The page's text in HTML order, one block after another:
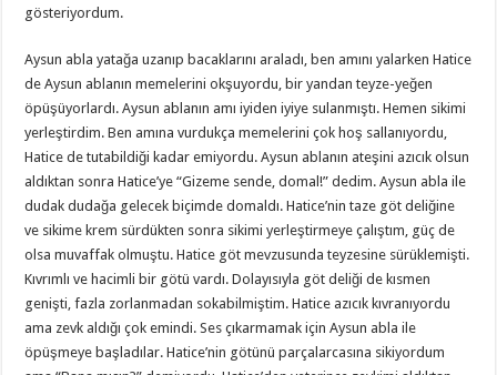
gösteriyordum.
Aysun abla yatağa uzanıp bacaklarını araladı, ben amını yalarken Hatice
de Aysun ablanın memelerini okşuyordu, bir yandan teyze-yeğen
öpüşüyorlardı. Aysun ablanın amı iyiden iyiye sulanmıştı. Hemen sikimi
yerleştirdim. Ben amına vurdukça memelerini çok hoş sallanıyordu,
Hatice de tutabildiği kadar emiyordu. Aysun ablanın ateşini azıcık olsun
aldıktan sonra Hatice’ye “Gizeme sende, domal!” dedim. Aysun abla ile
dudak dudağa gelecek biçimde domaldı. Hatice’nin taze göt deliğine
ve sikime krem sürdükten sonra sikimi yerleştirmeye çalıştım, güç de
olsa muvaffak olmuştu. Hatice göt mevzusunda teyzesine sürüklemişti.
Kıvrımlı ve hacimli bir götü vardı. Dolayısıyla göt deliği de kısmen
genişti, fazla zorlanmadan sokabilmiştim. Hatice azıcık kıvranıyordu
ama zevk aldığı çok emindi. Ses çıkarmamak için Aysun abla ile
öpüşmeye başladılar. Hatice’nin götünü parçalarcasına sikiyordum